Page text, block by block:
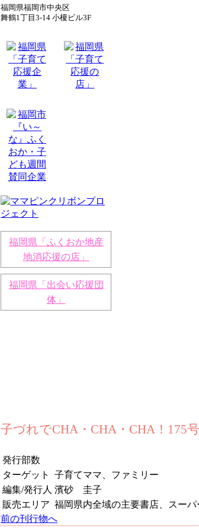
福岡県福岡市中央区
舞鶴1丁目3-14 小榎ビル3F
福岡県「ふくおか地産
地消応援の店」
福岡県「出会い応援団
体」
子づれでCHA・CHA・CHA！175号
発行部数
ターゲット
子育てママ、ファミリー
編集/発行人 濱砂 圭子
販売エリア 福岡県内全域の主要書店、スー
前の刊行物へ